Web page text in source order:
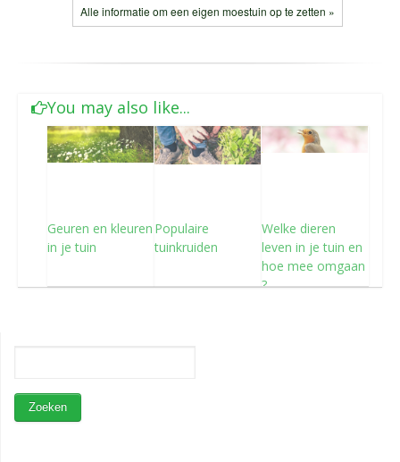
Alle informatie om een eigen moestuin op te zetten »
You may also like...
Geuren en kleuren
in je tuin
Populaire
tuinkruiden
Welke dieren
leven in je tuin en
hoe mee omgaan
?